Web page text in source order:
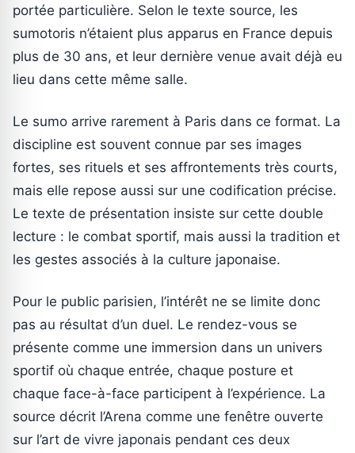
portée particulière. Selon le texte source, les
sumotoris n’étaient plus apparus en France depuis
plus de 30 ans, et leur dernière venue avait déjà eu
lieu dans cette même salle.
Le sumo arrive rarement à Paris dans ce format. La
discipline est souvent connue par ses images
fortes, ses rituels et ses affrontements très courts,
mais elle repose aussi sur une codification précise.
Le texte de présentation insiste sur cette double
lecture : le combat sportif, mais aussi la tradition et
les gestes associés à la culture japonaise.
Pour le public parisien, l’intérêt ne se limite donc
pas au résultat d’un duel. Le rendez-vous se
présente comme une immersion dans un univers
sportif où chaque entrée, chaque posture et
chaque face-à-face participent à l’expérience. La
source décrit l’Arena comme une fenêtre ouverte
sur l’art de vivre japonais pendant ces deux